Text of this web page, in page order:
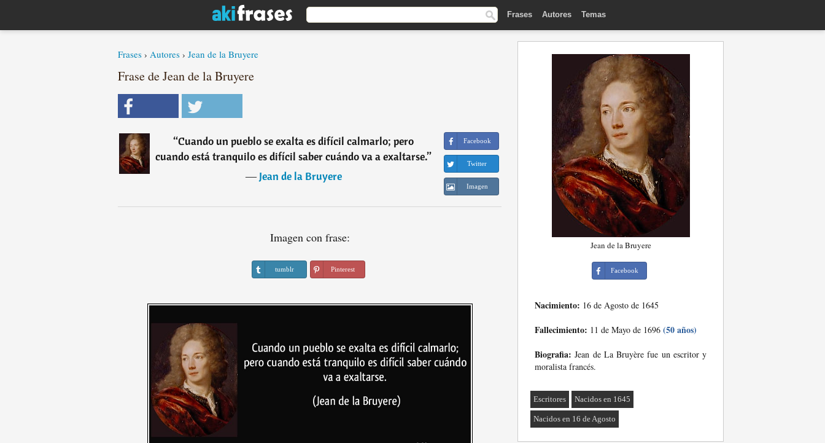
Frases Autores Temas
Frases › Autores › Jean de la Bruyere
Frase de Jean de la Bruyere
“Cuando un pueblo se exalta es difícil calmarlo; pero
cuando está tranquilo es difícil saber cuándo va a exaltarse.”
―Jean de la Bruyere
Facebook
Twitter
Imagen
Imagen con frase:
tumblr Pinterest
Jean de la Bruyere
Facebook
Nacimiento: 16 de Agosto de 1645
Fallecimiento: 11 de Mayo de 1696 (50 años)
Biografia: Jean de La Bruyère fue un escritor y
moralista francés.
Escritores Nacidos en 1645
Nacidos en 16 de Agosto